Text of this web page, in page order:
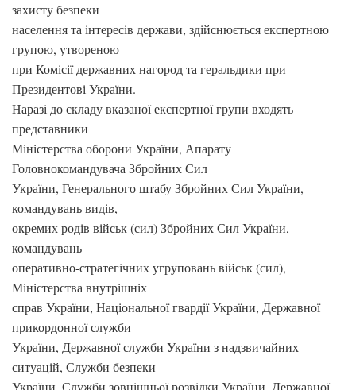
захисту безпеки
населення та інтересів держави, здійснюється експертною
групою, утвореною
при Комісії державних нагород та геральдики при
Президентові України.
Наразі до складу вказаної експертної групи входять
представники
Міністерства оборони України, Апарату
Головнокомандувача Збройних Сил
України, Генерального штабу Збройних Сил України,
командувань видів,
окремих родів військ (сил) Збройних Сил України,
командувань
оперативно-стратегічних угруповань військ (сил),
Міністерства внутрішніх
справ України, Національної гвардії України, Державної
прикордонної служби
України, Державної служби України з надзвичайних
ситуацій, Служби безпеки
України, Служби зовнішньої розвідки України, Державної